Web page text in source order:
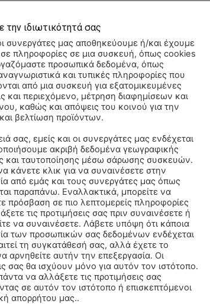
την ιδιωτικότητά σας
συνεργάτες μας αποθηκεύουμε ή/και έχουμε
πληροφορίες σε μια συσκευή, όπως cookies
προσωπικά δεδομένα, όπως
και τυπικές πληροφορίες που
από μια συσκευή για εξατομικευμένες
και περιεχόμενο, μέτρηση διαφημίσεων και
καθώς και απόψεις του κοινού για την
βελτίωση προϊόντων.
σας, εμείς και οι συνεργάτες μας ενδέχεται
ακριβή δεδομένα γεωγραφικής
και ταυτοποίησης μέσω σάρωσης συσκευών.
κάνετε κλικ για να συναινέσετε στην
από εμάς και τους συνεργάτες μας όπως
παραπάνω. Εναλλακτικά, μπορείτε να
πρόσβαση σε πιο λεπτομερείς πληροφορίες
τις προτιμήσεις σας πριν συναινέσετε ή
να συναινέσετε. Λάβετε υπόψη ότι κάποια
των προσωπικών σας δεδομένων ενδέχεται
τη συγκατάθεσή σας, αλλά έχετε το
αρνηθείτε αυτήν την επεξεργασία. Οι
σας θα ισχύουν μόνο για αυτόν τον ιστότοπο.
να αλλάξετε τις προτιμήσεις σας
σε αυτόν τον ιστότοπο ή επισκεπτόμενοι
απορρήτου μας..